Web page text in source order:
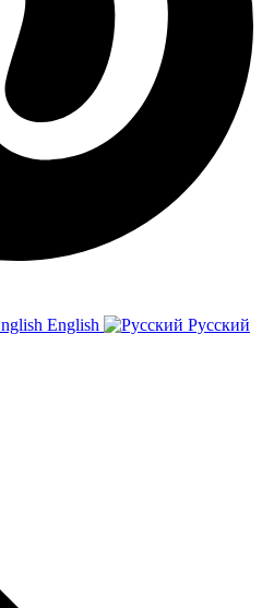
English Русский